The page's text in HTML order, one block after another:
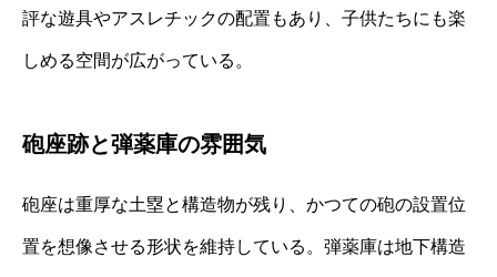
評な遊具やアスレチックの配置もあり、子供たちにも楽
しめる空間が広がっている。
砲座跡と弾薬庫の雰囲気
砲座は重厚な土塁と構造物が残り、かつての砲の設置位
置を想像させる形状を維持している。弾薬庫は地下構造